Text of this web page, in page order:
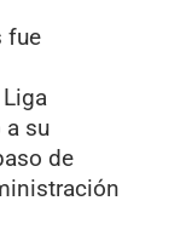
fue
a su
de